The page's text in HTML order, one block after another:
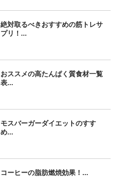
絶対取るべきおすすめの筋トレサ
プリ！...
おススメの高たんぱく質食材一覧
表...
モスバーガーダイエットのすす
め...
コーヒーの脂肪燃焼効果！...